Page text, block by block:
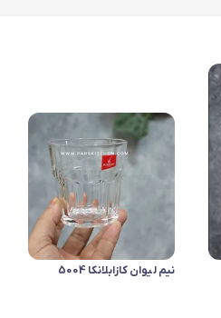
نیم لیوان کازابلانکا 5004